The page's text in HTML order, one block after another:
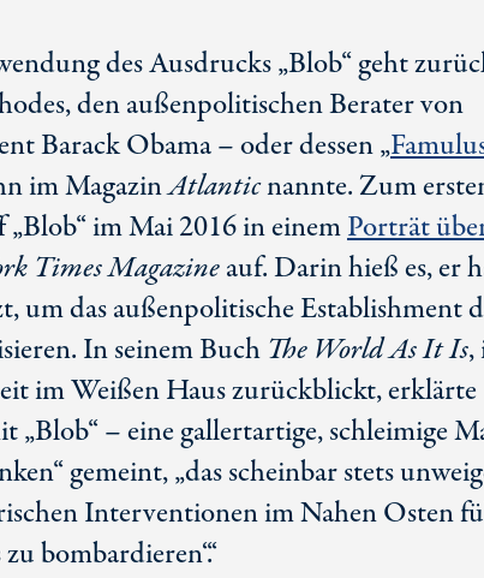
des Ausdrucks „Blob“ geht
, den außenpolitischen Berater von
Barack Obama – oder dessen „
im MagazinAtlanticnannte. Zum
im Mai 2016 in einemPorträt
TimesMagazineauf. Darin hieß es, er
um das außenpolitische Establishment
In seinem Buch The World As It Is,
im Weißen Haus zurückblickt, erklärte
„Blob“ – eine gallertartige, schleimige
gemeint, „das scheinbar stets
Interventionen im Nahen Osten
bombardieren‘.“